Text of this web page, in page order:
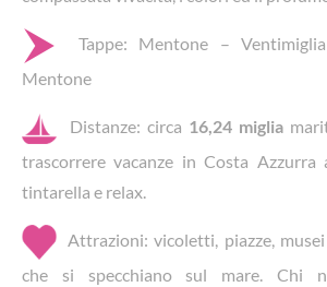
Tappe: Mentone –
Mentone
Distanze: circa 16,24 miglia
trascorrere vacanze in Costa Azzurra
tintarella e relax.
Attrazioni: vicoletti, piazze,
che si specchiano sul mare. Chi